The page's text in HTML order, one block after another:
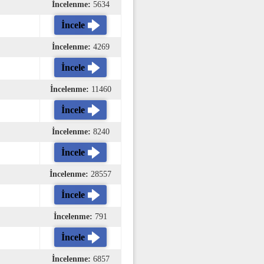
İncelenme: 5634
İncele
İncelenme: 4269
İncele
İncelenme: 11460
İncele
İncelenme: 8240
İncele
İncelenme: 28557
İncele
İncelenme: 791
İncele
İncelenme: 6857